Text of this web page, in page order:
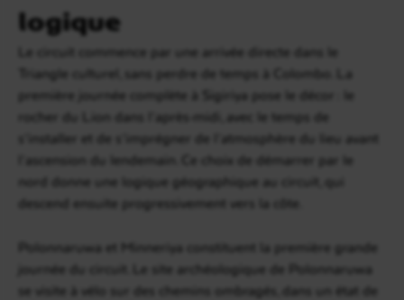
logique
Le circuit commence par une arrivée directe dans le
Triangle culturel, sans perdre de temps à Colombo. La
première journée complète à Sigiriya pose le décor : le
rocher du Lion dans l’après-midi, avec le temps de
s’installer et de s’imprégner de l’atmosphère du lieu avant
l’ascension du lendemain. Ce choix de démarrer par le
nord donne une logique géographique au circuit, qui
descend ensuite progressivement vers la côte.
Polonnaruwa et Minneriya constituent la première grande
journée du circuit. Le site archéologique de Polonnaruwa
se visite à vélo sur des chemins ombragés, dans un état de